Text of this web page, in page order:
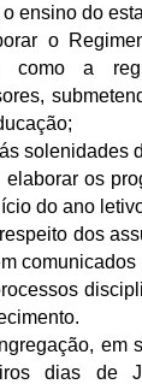
ensino do
como a
os
do ano
dos
comunicados
em
dias de